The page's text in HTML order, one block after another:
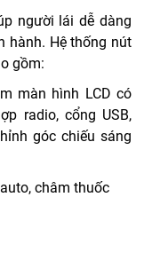
người lái dễ dàng
hành. Hệ thống nút
gồm:
màn hình LCD có
radio, cổng USB,
góc chiếu sáng
châm thuốc